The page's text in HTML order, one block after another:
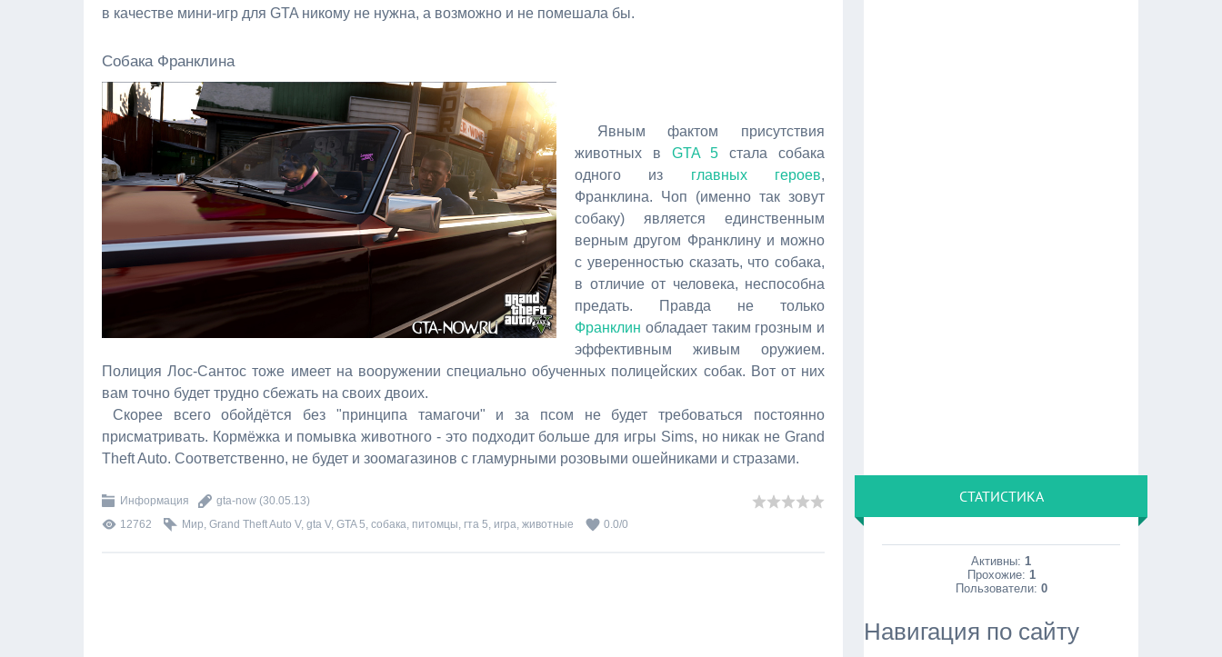
в качестве мини-игр для GTA никому не нужна, а возможно и не помешала бы.
Собака Франклина
Явным фактом присутствия
животных в GTA 5 стала собака
одного из главных героев,
Франклина. Чоп (именно так зовут
собаку) является единственным
верным другом Франклину и можно
с уверенностью сказать, что собака,
в отличие от человека, неспособна
предать. Правда не только
Франклин обладает таким грозным и
эффективным живым оружием.
Полиция Лос-Сантос тоже имеет на вооружении специально обученных полицейских собак. Вот от них
вам точно будет трудно сбежать на своих двоих.
Скорее всего обойдётся без "принципа тамагочи" и за псом не будет требоваться постоянно
присматривать. Кормёжка и помывка животного - это подходит больше для игры Sims, но никак не Grand
Theft Auto. Соответственно, не будет и зоомагазинов с гламурными розовыми ошейниками и стразами.
Информация gta-now (30.05.13)
12762
Мир, Grand Theft Auto V, gta V, GTA 5, собака, питомцы, гта 5, игра, животные 0.0/0
СТАТИСТИКА
Активны:1
Прохожие: 1
Пользователи: 0
Навигация по сайту